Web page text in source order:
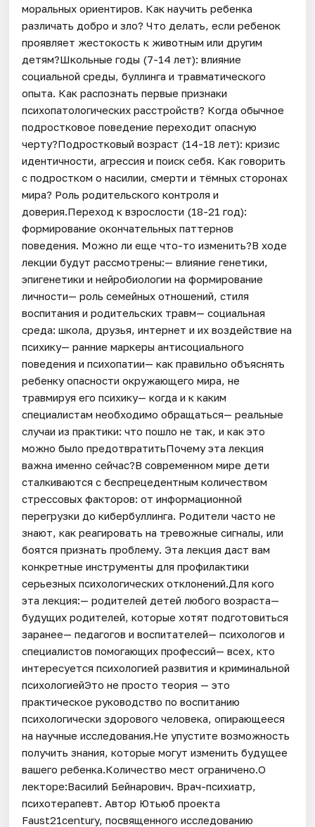
моральных ориентиров. Как научить ребенка
различать добро и зло? Что делать, если ребенок
проявляет жестокость к животным или другим
детям?Школьные годы (7-14 лет): влияние
социальной среды, буллинга и травматического
опыта. Как распознать первые признаки
психопатологических расстройств? Когда обычное
подростковое поведение переходит опасную
черту?Подростковый возраст (14-18 лет): кризис
идентичности, агрессия и поиск себя. Как говорить
с подростком о насилии, смерти и тёмных сторонах
мира? Роль родительского контроля и
доверия.Переход к взрослости (18-21 год):
формирование окончательных паттернов
поведения. Можно ли еще что-то изменить?В ходе
лекции будут рассмотрены:— влияние генетики,
эпигенетики и нейробиологии на формирование
личности— роль семейных отношений, стиля
воспитания и родительских травм— социальная
среда: школа, друзья, интернет и их воздействие на
психику— ранние маркеры антисоциального
поведения и психопатии— как правильно объяснять
ребенку опасности окружающего мира, не
травмируя его психику— когда и к каким
специалистам необходимо обращаться— реальные
случаи из практики: что пошло не так, и как это
можно было предотвратитьПочему эта лекция
важна именно сейчас?В современном мире дети
сталкиваются с беспрецедентным количеством
стрессовых факторов: от информационной
перегрузки до кибербуллинга. Родители часто не
знают, как реагировать на тревожные сигналы, или
боятся признать проблему. Эта лекция даст вам
конкретные инструменты для профилактики
серьезных психологических отклонений.Для кого
эта лекция:— родителей детей любого возраста—
будущих родителей, которые хотят подготовиться
заранее— педагогов и воспитателей— психологов и
специалистов помогающих профессий— всех, кто
интересуется психологией развития и криминальной
психологиейЭто не просто теория — это
практическое руководство по воспитанию
психологически здорового человека, опирающееся
на научные исследования.Не упустите возможность
получить знания, которые могут изменить будущее
вашего ребенка.Количество мест ограничено.О
лекторе:Василий Бейнарович. Врач-психиатр,
психотерапевт. Автор Ютьюб проекта
Faust21century, посвященного исследованию